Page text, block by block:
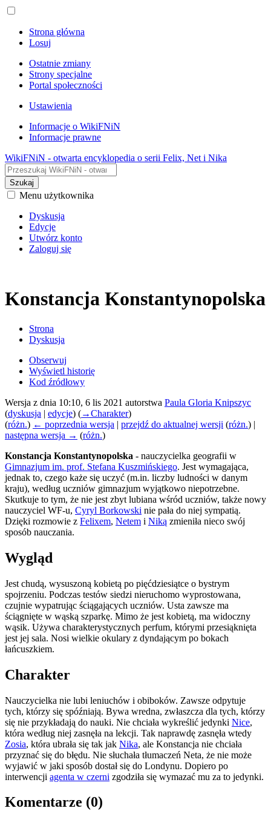
Strona główna
Losuj
Ostatnie zmiany
Strony specjalne
Portal społeczności
Ustawienia
Informacje o WikiFNiN
Informacje prawne
WikiFNiN - otwarta encyklopedia o serii Felix, Net i Nika
Szukaj
Menu użytkownika
Dyskusja
Edycje
Utwórz konto
Zaloguj się
Konstancja Konstantynopolska
Strona
Dyskusja
Obserwuj
Wyświetl historię
Kod źródłowy
Wersja z dnia 10:10, 6 lis 2021 autorstwa Paula Gloria Knipszyc
(dyskusja | edycje) (→Charakter)
(różn.) ← poprzednia wersja | przejdź do aktualnej wersji (różn.) |
następna wersja → (różn.)
Konstancja Konstantynopolska - nauczycielka geografii w
Gimnazjum im. prof. Stefana Kuszmińskiego. Jest wymagająca,
jednak to, czego każe się uczyć (m.in. liczby ludności w danym
kraju), według uczniów gimnazjum wyjątkowo niepotrzebne.
Skutkuje to tym, że nie jest zbyt lubiana wśród uczniów, także nowy
nauczyciel WF-u, Cyryl Borkowski nie pała do niej sympatią.
Dzięki rozmowie z Felixem, Netem i Niką zmieniła nieco swój
sposób nauczania.
Wygląd
Jest chudą, wysuszoną kobietą po pięćdziesiątce o bystrym
spojrzeniu. Podczas testów siedzi nieruchomo wyprostowana,
czujnie wypatrując ściągających uczniów. Usta zawsze ma
ściągnięte w wąską szparkę. Mimo że jest kobietą, ma widoczny
wąsik. Używa charakterystycznych perfum, którymi przesiąknięta
jest jej sala. Nosi wielkie okulary z dyndającym po bokach
łańcuszkiem.
Charakter
Nauczycielka nie lubi leniuchów i obiboków. Zawsze odpytuje
tych, którzy się spóźniają. Bywa wredna, zwłaszcza dla tych, którzy
się nie przykładają do nauki. Nie chciała wykreślić jedynki Nice,
która według niej zasnęła na lekcji. Tak naprawdę zasnęła wtedy
Zosia, która ubrała się tak jak Nika, ale Konstancja nie chciała
przyznać się do błędu. Nie słuchała tłumaczeń Neta, że nie może
wyjawić w jaki sposób dostał się do Londynu. Dopiero po
interwencji agenta w czerni zgodziła się wymazać mu za to jedynki.
Komentarze (0)